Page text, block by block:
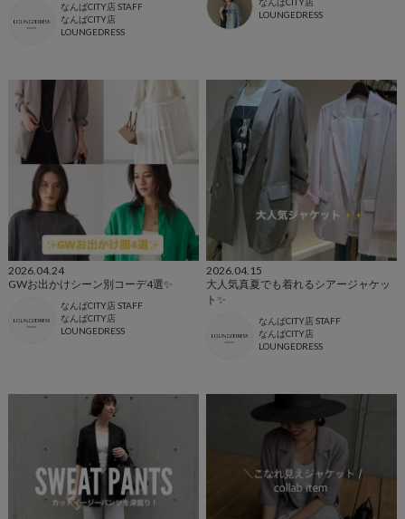
なんばCITY店 STAFF
なんばCITY店
LOUNGEDRESS
なんばCITY店
LOUNGEDRESS
2026.04.24
GWお出かけシーン別コーデ4選✨
なんばCITY店 STAFF
なんばCITY店
LOUNGEDRESS
2026.04.15
大人気真夏でも着れるシアージャケッ
ト✨
なんばCITY店 STAFF
なんばCITY店
LOUNGEDRESS